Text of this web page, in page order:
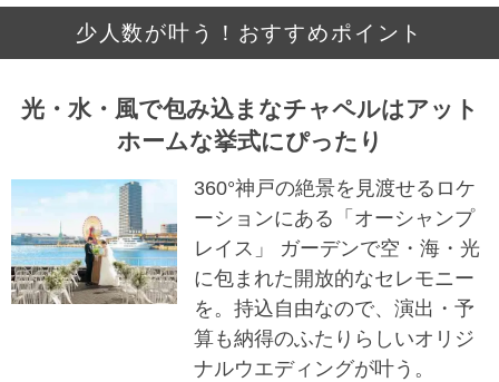
少人数が叶う！おすすめポイント
光・水・風で包み込まなチャペルはアット
ホームな挙式にぴったり
360°神戸の絶景を見渡せるロケ
ーションにある「オーシャンプ
レイス」 ガーデンで空・海・光
に包まれた開放的なセレモニー
を。持込自由なので、演出・予
算も納得のふたりらしいオリジ
ナルウエディングが叶う。